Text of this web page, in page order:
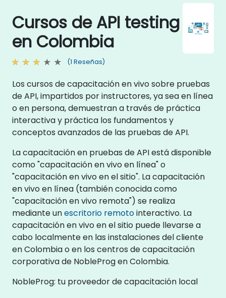
Cursos de API testing
en Colombia
(1 Reseñas)
Los cursos de capacitación en vivo sobre pruebas
de API, impartidos por instructores, ya sea en línea
o en persona, demuestran a través de práctica
interactiva y práctica los fundamentos y
conceptos avanzados de las pruebas de API.
La capacitación en pruebas de API está disponible
como "capacitación en vivo en línea" o
"capacitación en vivo en el sitio". La capacitación
en vivo en línea (también conocida como
"capacitación en vivo remota") se realiza
mediante unescritorio remotointeractivo. La
capacitación en vivo en el sitio puede llevarse a
cabo localmente en las instalaciones del cliente
en Colombia o en los centros de capacitación
corporativa de NobleProg en Colombia.
NobleProg: tu proveedor de capacitación local